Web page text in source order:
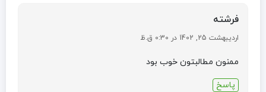
فرشته
اردیبهشت 25, 1402 در 0:30 ق.ظ
ممنون مطالبتون خوب بود
پاسخ